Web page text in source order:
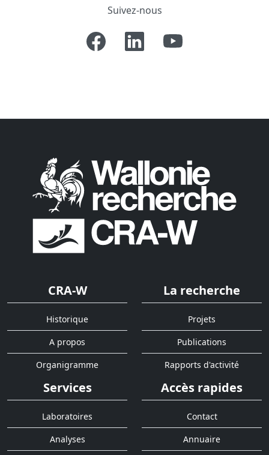
Suivez-nous
CRA-W
Historique
A propos
Organigramme
La recherche
Projets
Publications
Rapports d'activité
Services
Laboratoires
Analyses
Accès rapides
Contact
Annuaire